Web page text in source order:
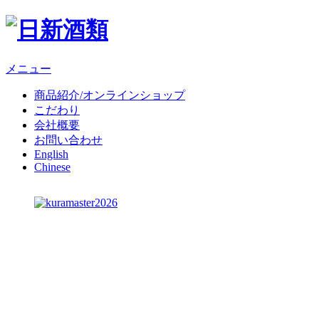
メニュー
商品紹介/オンラインショップ
こだわり
会社概要
お問い合わせ
English
Chinese